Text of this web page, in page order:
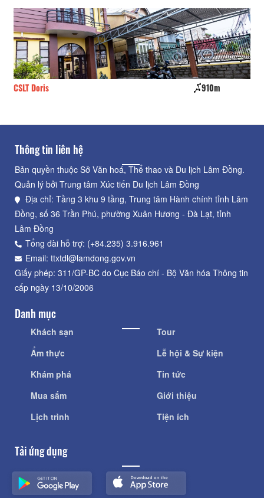
CSLT Doris 910m
Thông tin liên hệ
Bản quyền thuộc Sở Văn hoá, Thể thao và Du lịch Lâm Đồng.
Quản lý bởi Trung tâm Xúc tiến Du lịch Lâm Đồng
Địa chỉ: Tầng 3 khu 9 tầng, Trung tâm Hành chính tỉnh Lâm
Đồng, số 36 Trần Phú, phường Xuân Hương - Đà Lạt, tỉnh
Lâm Đồng
Tổng đài hỗ trợ: (+84.235) 3.916.961
Email: ttxtdl@lamdong.gov.vn
Giấy phép: 311/GP-BC do Cục Báo chí - Bộ Văn hóa Thông tin
cấp ngày 13/10/2006
Danh mục
Khách sạn
Ẩm thực
Khám phá
Mua sắm
Lịch trình
Tour
Lễ hội & Sự kiện
Tin tức
Giới thiệu
Tiện ích
Tải ứng dụng